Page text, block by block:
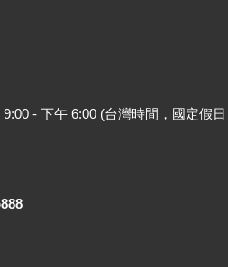
- 下午 6:00 (台灣時間，國定假日